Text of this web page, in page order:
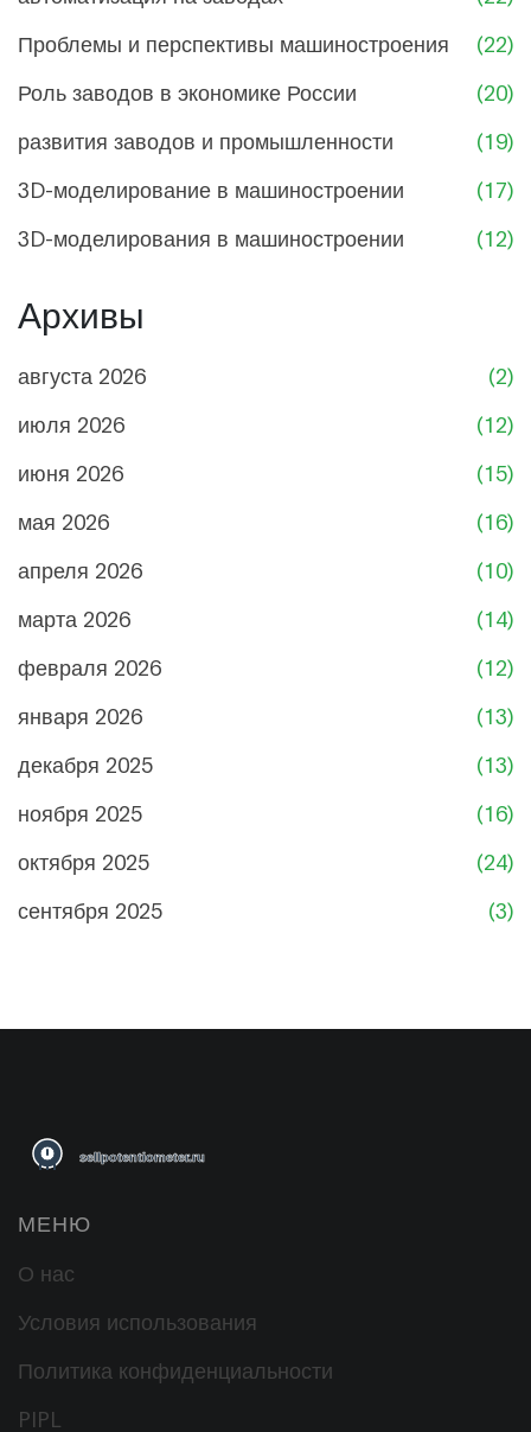
Проблемы и перспективы машиностроения
(22)
Роль заводов в экономике России
(20)
развития заводов и промышленности
(19)
3D-моделирование в машиностроении
(17)
3D-моделирования в машиностроении
(12)
Архивы
августа 2026
(2)
июля 2026
(12)
июня 2026
(15)
мая 2026
(16)
апреля 2026
(10)
марта 2026
(14)
февраля 2026
(12)
января 2026
(13)
декабря 2025
(13)
ноября 2025
(16)
октября 2025
(24)
сентября 2025
(3)
МЕНЮ
О нас
Условия использования
Политика конфиденциальности
PIPL